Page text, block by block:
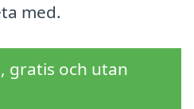
med.
gratis och utan